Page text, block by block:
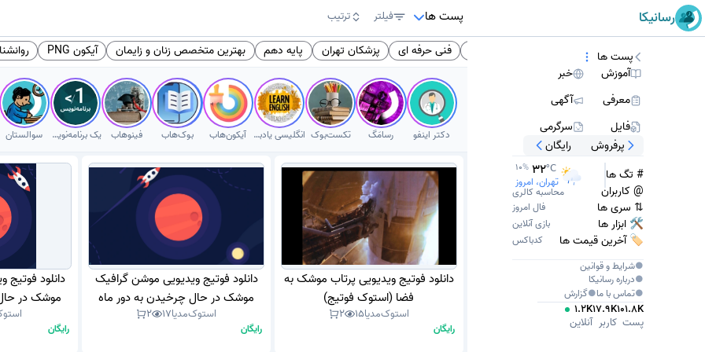
رسانیکا پست ها فیلتر ترتیب
دوم آموزش متوسطه فنی حرفه ای پزشکان تهران پایه دهم بهترین متخصص زنان و زایمان آیکون PNG
دکتر اینفو رسامَگ تکست‌بوک انگلیسی یادبگیر آیکون‌هاب بوک‌هاب فینوهاب یک برنامه‌نویس سوالستان
دانلود فوتیج ویدیویی پرتاب موشک به
فضا (استوک فوتیج)
استوک‌مدیا15
2
رایگان
دانلود فوتیج ویدیویی موشن گرافیک
موشک در حال چرخیدن به دور ماه
(موشن گرافیک)
استوک‌مدیا17
2
رایگان
دانلود
موشک در
رایگان
پست ها
آموزش
خبر
معرفی
آگهی
فایل
سرگرمی
پرفروش رایگان
# تگ ها 10% 32°C
تهران، امروز @ کاربران محاسبه کالری
⇅ سری ها فال امروز
🛠 ابزار ها بازی آنلاین
🏷️ آخرین قیمت ها
کدباکس
●شرایط و قوانین
●دربارهرسانیکا
●تماس با ما●گزارش
101.8K
پست
17.9K
کاربر
1.2K
آنلاین